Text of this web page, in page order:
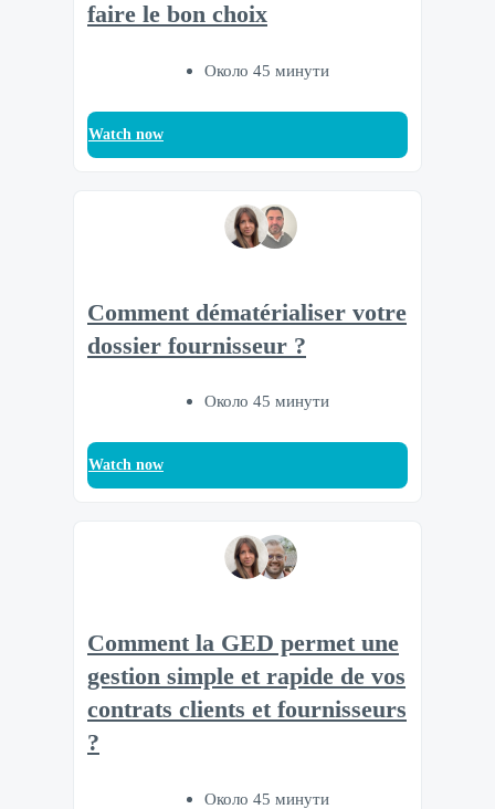
faire le bon choix
Около 45 минути
Watch now
Comment dématérialiser votre
dossier fournisseur ?
Около 45 минути
Watch now
Comment la GED permet une
gestion simple et rapide de vos
contrats clients et fournisseurs
?
Около 45 минути